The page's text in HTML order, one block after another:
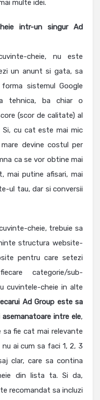
multe idei.
intr-un singur Ad
cheie, nu este
un anunt si gata, sa
sistemul Google
tehnica, ba chiar o
(scor de calitate) al
Si, cu cat este mai mic
devine costul per
ca se vor obtine mai
mai putine afisari, mai
ul tau, dar si conversii
cheie, trebuie sa
structura website-
pentru care setezi
categorie/sub-
cuvintele-cheie in alte
Ad Group este sa
intre ele,
sa fie cat mai relevante
ai cum sa faci 1, 2, 3
clar, care sa contina
din lista ta. Si da,
recomandat sa incluzi